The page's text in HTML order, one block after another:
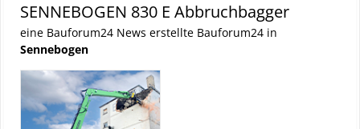
SENNEBOGEN 830 E Abbruchbagger
eine Bauforum24 News erstellte Bauforum24 in
Sennebogen